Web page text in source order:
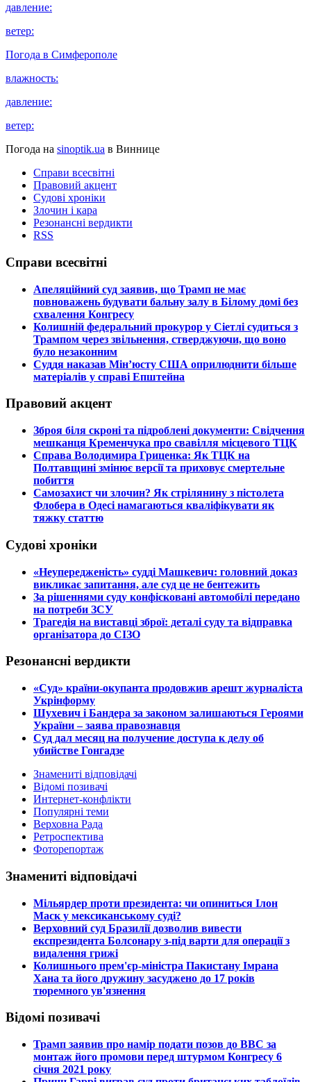
давление:
ветер:
Погода в Симферополе
влажность:
давление:
ветер:
Погода на sinoptik.ua в Виннице
Справи всесвітні
Правовий акцент
Судові хроніки
Злочин і кара
Резонансні вердикти
RSS
Справи всесвітні
​Апеляційний суд заявив, що Трамп не має
повноважень будувати бальну залу в Білому домі без
схвалення Конгресу
​Колишній федеральний прокурор у Сіетлі судиться з
Трампом через звільнення, стверджуючи, що воно
було незаконним
​Суддя наказав Мін’юсту США оприлюднити більше
матеріалів у справі Епштейна
Правовий акцент
​Зброя біля скроні та підроблені документи: Свідчення
мешканця Кременчука про свавілля місцевого ТЦК
​Справа Володимира Гриценка: Як ТЦК на
Полтавщині змінює версії та приховує смертельне
побиття
​Самозахист чи злочин? Як стрілянину з пістолета
Флобера в Одесі намагаються кваліфікувати як
тяжку статтю
Судові хроніки
​«Неупередженість» судді Машкевич: головний доказ
викликає запитання, але суд це не бентежить
​За рішеннями суду конфісковані автомобілі передано
на потреби ЗСУ
​Трагедія на виставці зброї: деталі суду та відправка
організатора до СІЗО
Резонансні вердикти
​«Суд» країни-окупанта продовжив арешт журналіста
Укрінформу
Шухевич і Бандера за законом залишаються Героями
України – заява правознавця
Суд дал месяц на получение доступа к делу об
убийстве Гонгадзе
Знамениті відповідачі
Відомі позивачі
Интернет-конфлікти
Популярні теми
Верховна Рада
Ретроспектива
Фоторепортаж
Знамениті відповідачі
​Мільярдер проти президента: чи опиниться Ілон
Маск у мексиканському суді?
​Верховний суд Бразилії дозволив вивести
експрезидента Болсонару з-під варти для операції з
видалення грижі
​Колишнього прем'єр-міністра Пакистану Імрана
Хана та його дружину засуджено до 17 років
тюремного ув'язнення
Відомі позивачі
​Трамп заявив про намір подати позов до ВВС за
монтаж його промови перед штурмом Конгресу 6
січня 2021 року